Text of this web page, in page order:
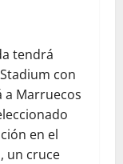
tendrá
con
a Marruecos
en el
un cruce